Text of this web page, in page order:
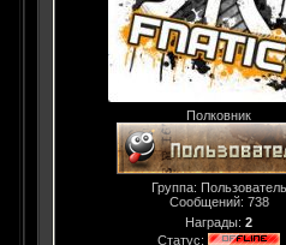
Полковник
Группа: Пользователь
Сообщений: 738
Награды: 2
Статус: